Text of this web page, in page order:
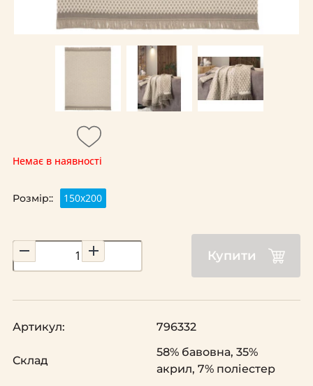
Немає в наявності
Розмір:: 150х200
Купити
Артикул: 796332
Склад
58% бавовна, 35%
акрил, 7% поліестер